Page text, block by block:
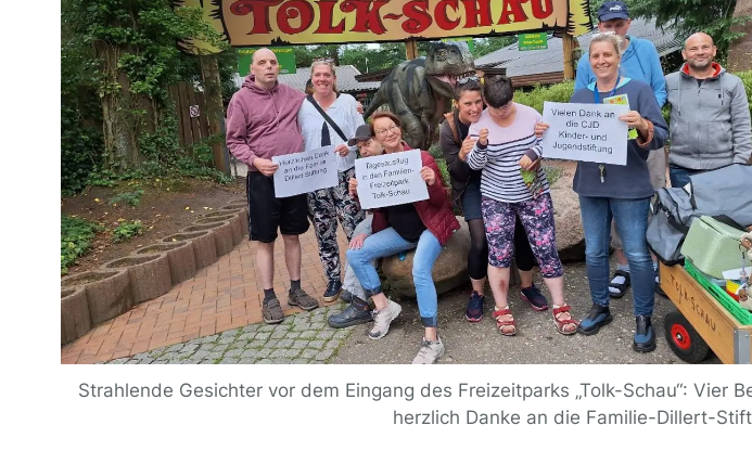
Strahlende Gesichter vor dem Eingang des Freizeitparks „Tolk-Schau“:
herzlich Danke an die Familie-Dillert-